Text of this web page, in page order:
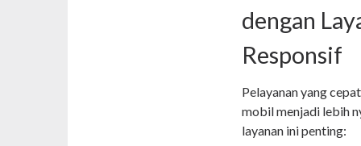
dengan
Responsif
Pelayanan yang
mobil menjadi lebih
layanan ini penting: